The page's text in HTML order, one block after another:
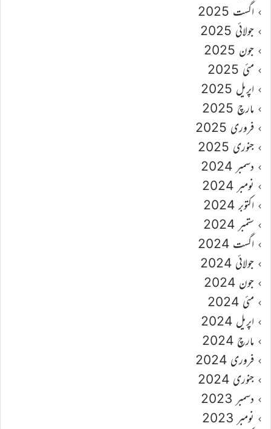
اگست 2025
جولائی 2025
جون 2025
مئی 2025
اپریل 2025
مارچ 2025
فروری 2025
جنوری 2025
دسمبر 2024
نومبر 2024
اکتوبر 2024
ستمبر 2024
اگست 2024
جولائی 2024
جون 2024
مئی 2024
اپریل 2024
مارچ 2024
فروری 2024
جنوری 2024
دسمبر 2023
نومبر 2023